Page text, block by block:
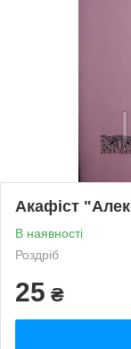
Акафіст
В наявності
Роздріб
25 ₴